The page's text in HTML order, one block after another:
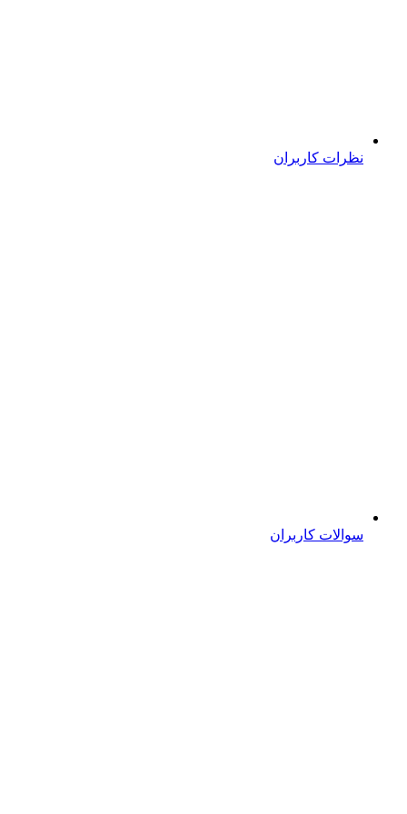
نظرات کاربران
سوالات کاربران